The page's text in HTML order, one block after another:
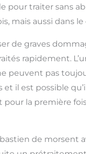
traiter sans
mais aussi dans
de graves
rapidement.
peuvent pas
il est possible
la première
de morsent